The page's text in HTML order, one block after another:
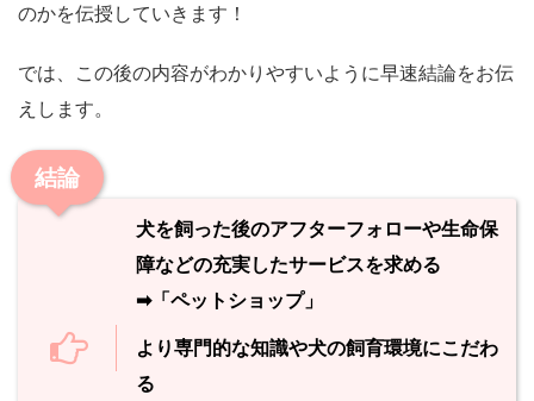
のかを伝授していきます！
では、この後の内容がわかりやすいように早速結論をお伝
えします。
結論
犬を飼った後のアフターフォローや生命保
障などの充実したサービスを求める
➡︎「ペットショップ」
より専門的な知識や犬の飼育環境にこだわ
る